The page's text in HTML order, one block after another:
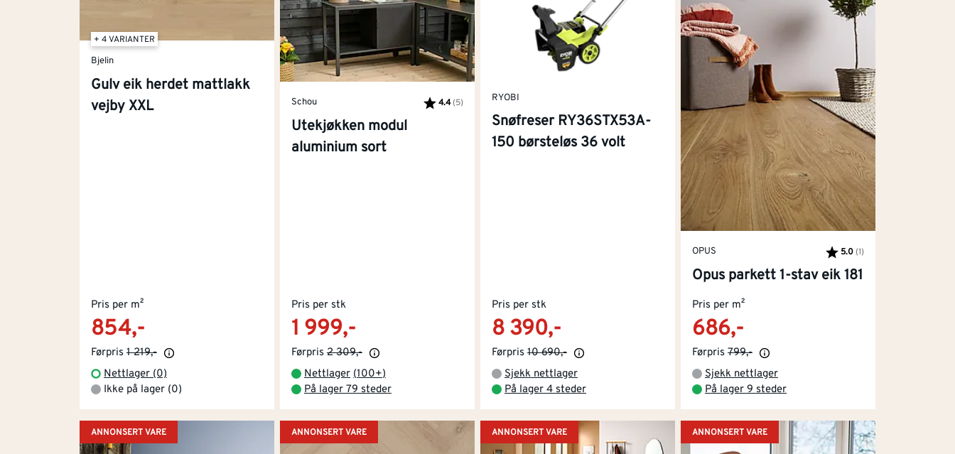
+ 4 VARIANTER
Bjelin
Gulv eik herdet mattlakk
vejby XXL
Pris per m²
854,-
Førpris 1 219,-
Nettlager (0)
Ikke på lager (0)
Schou Karakter:
4.4(5)
av 5 mulige
Utekjøkken modul
aluminium sort
Pris per stk
1 999,-
Førpris 2 309,-
Nettlager (100+)
På lager 79 steder
RYOBI
Snøfreser RY36STX53A-
150 børsteløs 36 volt
Pris per stk
8 390,-
Førpris 10 690,-
Sjekk nettlager
På lager 4 steder
OPUS Karakter:
5.0 (1)
av 5 mulige
Opus parkett 1-stav eik 181
Pris per m²
686,-
Førpris 799,-
Sjekk nettlager
På lager 9 steder
ANNONSERT VARE ANNONSERT VARE ANNONSERT VARE ANNONSERT VARE